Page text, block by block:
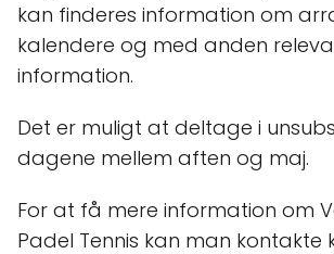
kan finderes information om
kalendere og med anden
information.
Det er muligt at deltage i
dagene mellem aften og maj.
For at få mere information om
Padel Tennis kan man kontakte